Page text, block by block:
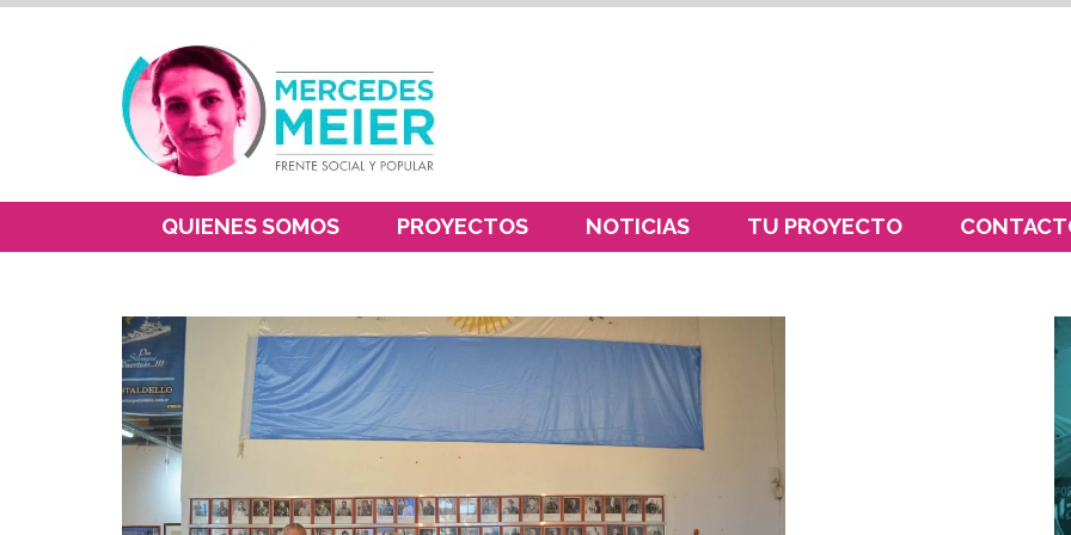
QUIENES SOMOS PROYECTOS NOTICIAS TU PROYECTO